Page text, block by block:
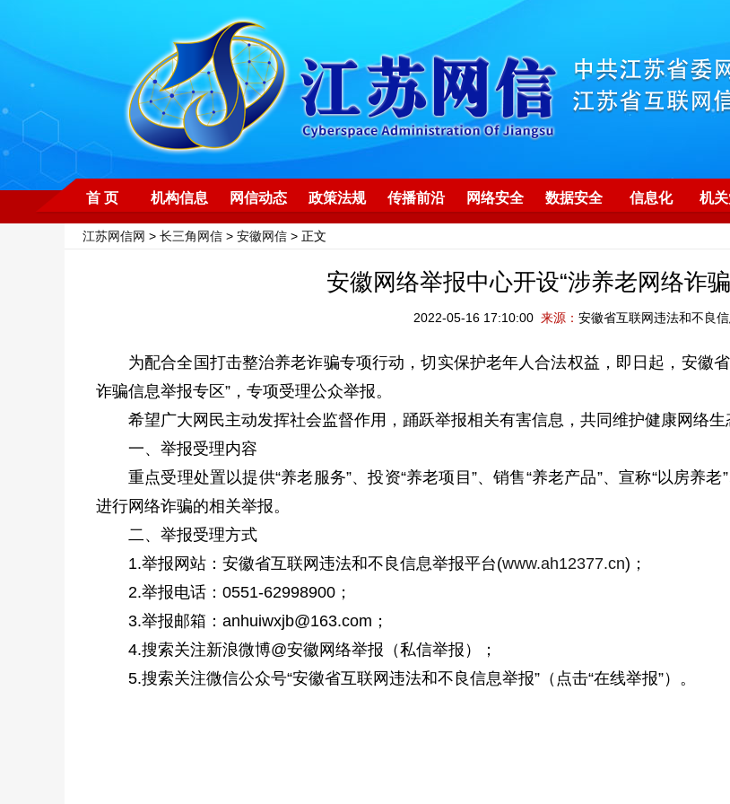
首 页 机构信息 网信动态 政策法规 传播前沿 网络安全 数据安全 信息化 机
江苏网信网 > 长三角网信 > 安徽网信 > 正文
安徽网络举报中心开设“涉养老网络诈
2022-05-16 17:10:00 来源： 安徽省互联网违法和不良
为配合全国打击整治养老诈骗专项行动，切实保护老年人合法权益，即日起，安徽
诈骗信息举报专区”，专项受理公众举报。
希望广大网民主动发挥社会监督作用，踊跃举报相关有害信息，共同维护健康网络生
一、举报受理内容
重点受理处置以提供“养老服务”、投资“养老项目”、销售“养老产品”、宣称“以房养
进行网络诈骗的相关举报。
二、举报受理方式
1.举报网站：安徽省互联网违法和不良信息举报平台(www.ah12377.cn)；
2.举报电话：0551-62998900；
3.举报邮箱：anhuiwxjb@163.com；
4.搜索关注新浪微博@安徽网络举报（私信举报）；
5.搜索关注微信公众号“安徽省互联网违法和不良信息举报”（点击“在线举报”）。